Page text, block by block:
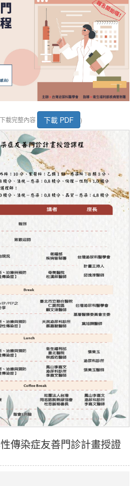
載完整內容 下載 PDF )
傳染症友善門診計畫授證